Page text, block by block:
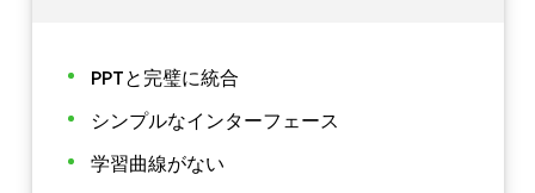
PPTと完璧に統合
シンプルなインターフェース
学習曲線がない